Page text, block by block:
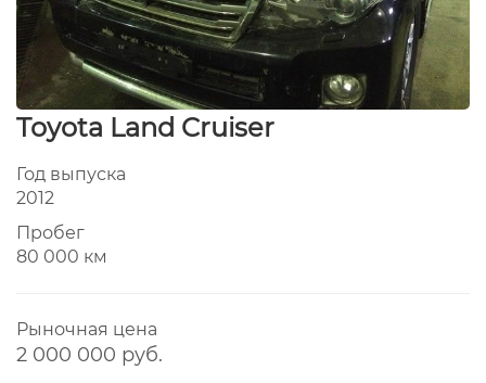
Toyota Land Cruiser
Год выпуска
2012
Пробег
80 000 км
Рыночная цена
2 000 000 руб.